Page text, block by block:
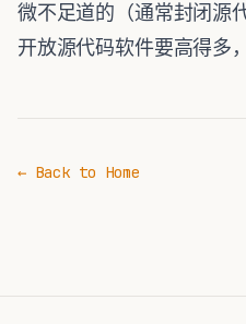
微不足道的（通常封闭源
开放源代码软件要高得多
← Back to Home